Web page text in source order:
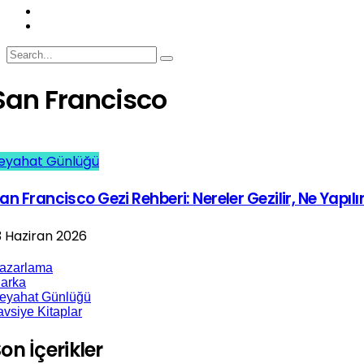
Francisco
Günlüğü
Francisco Gezi Rehberi: Nereler Gezilir, Ne
Haziran 2026
Günlüğü
Kitaplar
İçerikler